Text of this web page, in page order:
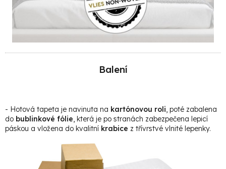
Balení
- Hotová tapeta je navinuta na kartónovou roli, poté zabalena
do bublinkové fólie, která je po stranách zabezpečena lepicí
páskou a vložena do kvalitní krabice z třívrstvé vlnité lepenky.